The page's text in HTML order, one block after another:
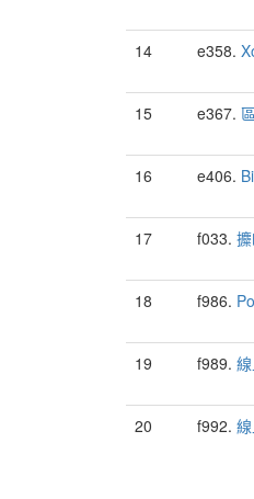
14 e358.
15 e367.
16 e406.
17 f033.
18 f986.
19 f989.
20 f992.